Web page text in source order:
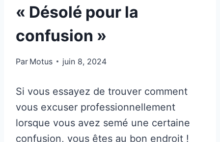
« Désolé pour la
confusion »
Par Motus juin 8, 2024
Si vous essayez de trouver comment
vous excuser professionnellement
lorsque vous avez semé une certaine
confusion, vous êtes au bon endroit !